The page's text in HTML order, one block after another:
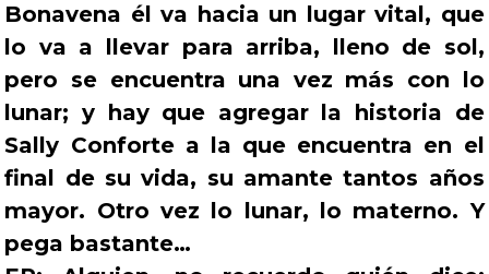
Bonavena él va hacia un lugar vital, que
lo va a llevar para arriba, lleno de sol,
pero se encuentra una vez más con lo
lunar; y hay que agregar la historia de
Sally Conforte a la que encuentra en el
final de su vida, su amante tantos años
mayor. Otro vez lo lunar, lo materno. Y
pega bastante…